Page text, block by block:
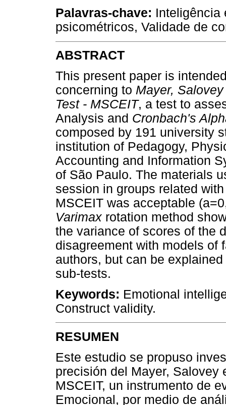
Palavras-chave: Inteligência
psicométricos, Validade de
ABSTRACT
This present paper is
concerning to Mayer,
Test - MSCEIT, a test to
Analysis and Cronbach's
composed by 191 university
institution of Pedagogy,
Accounting and Information
of São Paulo. The materials
session in groups related
MSCEIT was acceptable
Varimax rotation method
the variance of scores of the
disagreement with models of
authors, but can be
sub-tests.
Keywords: Emotional
Construct validity.
RESUMEN
Este estudio se propuso
precisión del Mayer, Salovey
MSCEIT, un instrumento de
Emocional, por medio de